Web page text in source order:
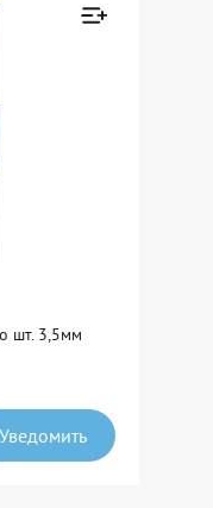
шт. 3,5мм
Уведомить